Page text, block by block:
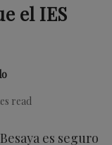
el IES
read